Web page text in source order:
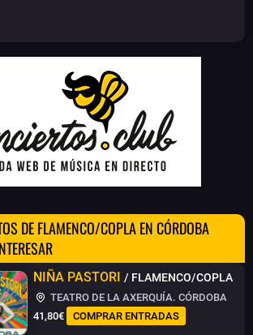
DE FLAMENCO/COPLA EN CÓRDOBA
NIÑA PASTORI / FLAMENCO/COPLA
TEATRO DE LA AXERQUÍA. CÓRDOBA
41,80€
COMPRAR ENTRADAS